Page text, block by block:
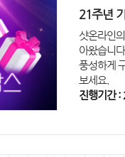
21주년
샷온라인
아왔습니
풍성하게
보세요.
진행기간